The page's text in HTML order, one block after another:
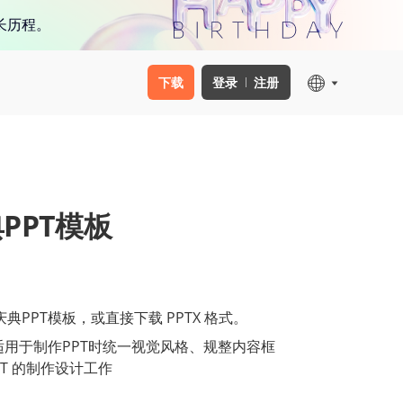
程。
下载 登录 注册
模板
PPT模板，或直接下载 PPTX 格式。
于制作PPT时统一视觉风格、规整内容框
的制作设计工作